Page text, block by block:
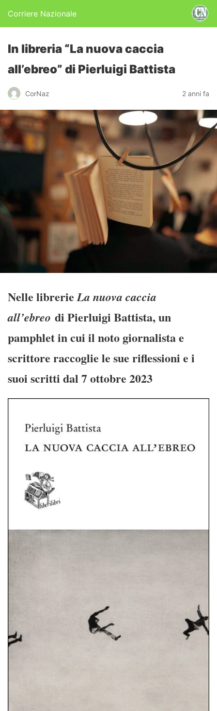
Corriere Nazionale
In libreria “La nuova caccia
all’ebreo” di Pierluigi Battista
CorNaz 2 anni fa
Nelle librerieLa nuova caccia
all’ebreo di Pierluigi Battista, un
pamphlet in cui il noto giornalista e
scrittore raccoglie le sue riflessioni e i
suoi scritti dal 7 ottobre 2023